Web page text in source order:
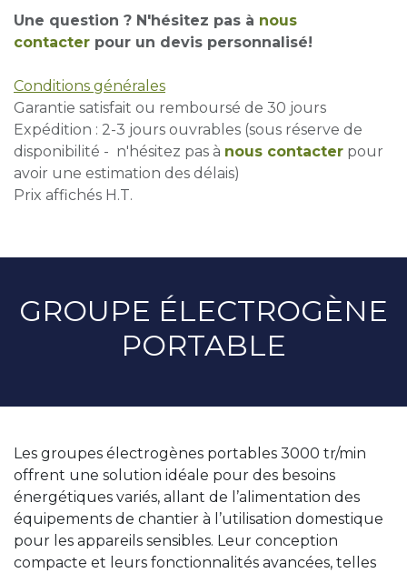
Une question ? N'hésitez pas à nous
contacter pour un devis personnalisé!
Conditions générales
Garantie satisfait ou remboursé de 30 jours
Expédition : 2-3 jours ouvrables (sous réserve de
disponibilité - n'hésitez pas à nous contacter pour
avoir une estimation des délais)
Prix affichés H.T.
GROUPE ÉLECTROGÈNE
PORTABLE
Les groupes électrogènes portables 3000 tr/min
offrent une solution idéale pour des besoins
énergétiques variés, allant de l’alimentation des
équipements de chantier à l’utilisation domestique
pour les appareils sensibles. Leur conception
compacte et leurs fonctionnalités avancées, telles